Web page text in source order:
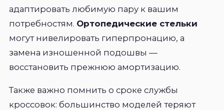
адаптировать любимую пару к вашим
потребностям. Ортопедические стельки
могут нивелировать гиперпронацию, а
замена изношенной подошвы —
восстановить прежнюю амортизацию.
Также важно помнить о сроке службы
кроссовок: большинство моделей теряют